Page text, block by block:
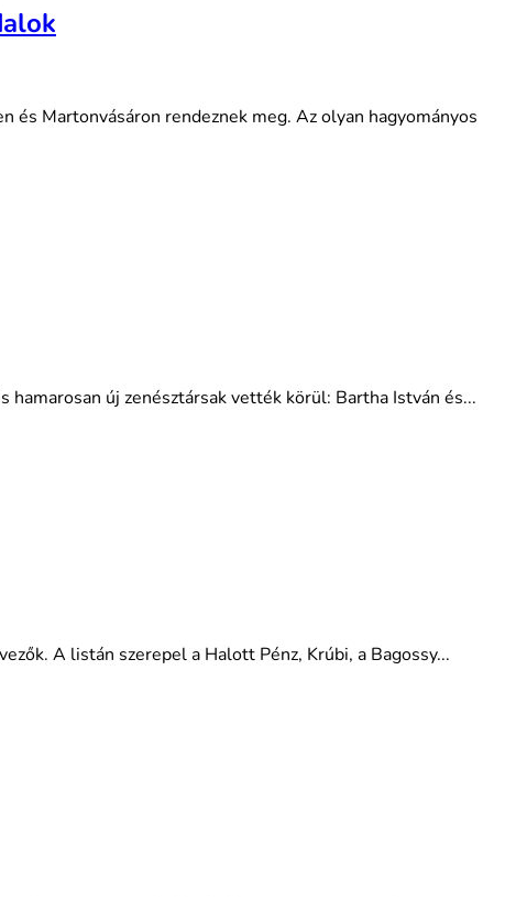
Martonvásáron rendeznek meg. Az olyan hagyományos
új zenésztársak vették körül: Bartha István és...
A listán szerepel a Halott Pénz, Krúbi, a Bagossy...